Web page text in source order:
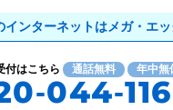
付はこちら 通話無料 年中無
044-116
インターネットはメガ・エッ